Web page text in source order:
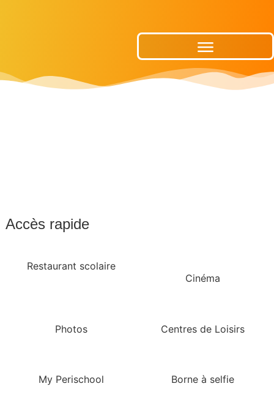
Accès rapide
Restaurant scolaire
Cinéma
Photos Centres de Loisirs
My Perischool Borne à selfie